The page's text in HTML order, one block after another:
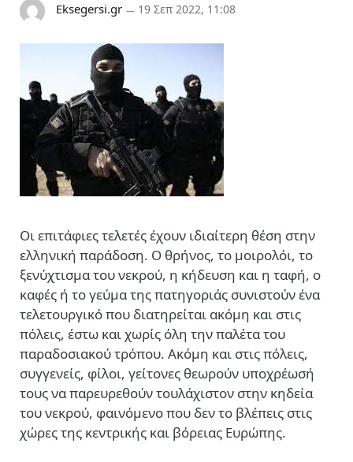
Eksegersi.gr 19 Σεπ 2022, 11:08
Οι επιτάφιες τελετές έχουν ιδιαίτερη θέση στην
ελληνική παράδοση. Ο θρήνος, το μοιρολόι, το
ξενύχτισμα του νεκρού, η κήδευση και η ταφή, ο
καφές ή το γεύμα της πατηγοριάς συνιστούν ένα
τελετουργικό που διατηρείται ακόμη και στις
πόλεις, έστω και χωρίς όλη την παλέτα του
παραδοσιακού τρόπου. Ακόμη και στις πόλεις,
συγγενείς, φίλοι, γείτονες θεωρούν υποχρέωσή
τους να παρευρεθούν τουλάχιστον στην κηδεία
του νεκρού, φαινόμενο που δεν το βλέπεις στις
χώρες της κεντρικής και βόρειας Ευρώπης.